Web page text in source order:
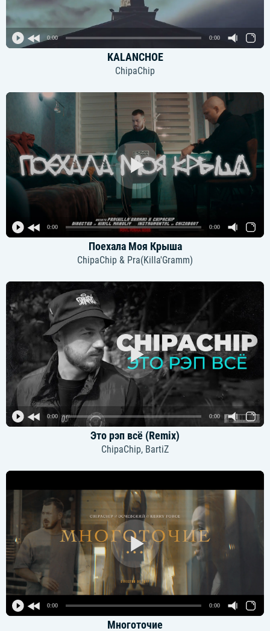
0:00 0:00
KALANCHOE
ChipaChip
0:00 0:00
Поехала Моя Крыша
ChipaChip & Pra(Killa'Gramm)
0:00 0:00
Это рэп всё (Remix)
ChipaChip, BartiZ
0:00 0:00
Многоточие